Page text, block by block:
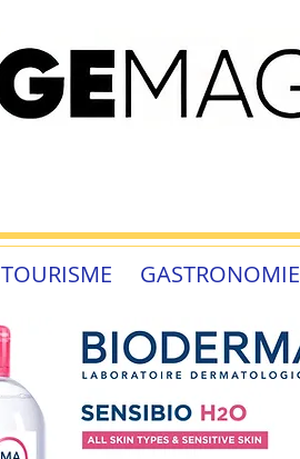
TOURISME GASTRONOMIE